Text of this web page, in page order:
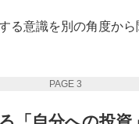
る意識を別の角度から
PAGE 3